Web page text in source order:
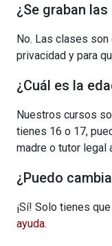
¿Se graban
No. Las clases son
privacidad y para
¿Cuál es la
Nuestros cursos
tienes 16 o 17,
madre o tutor legal
¿Puedo
¡Sí! Solo tienes
ayuda.